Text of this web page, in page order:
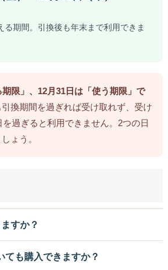
る期間。引換後も年末まで利用できま
限」、12月31日は「使う期限」で
換期間を過ぎれば受け取れず、受け
過ぎると利用できません。2つの日
ょう。
すか？
ても購入できますか？